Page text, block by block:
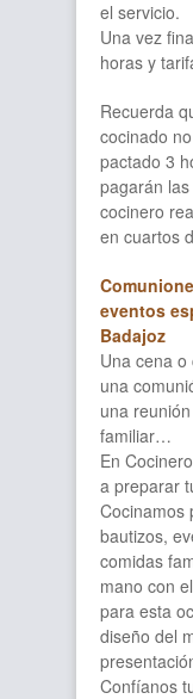
el servicio.
Una vez
horas y
Recuerda
cocinado
pactado 3
pagarán
cocinero
en cuartos
eventos
Badajoz
Una cena
una
una
familiar…
En
a preparar
Cocinamos
bautizos,
comidas
mano con
para esta
diseño del
Confíanos